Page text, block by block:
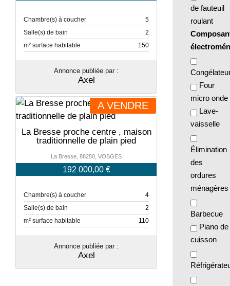
de fauteuil
roulant
Four
micro onde
Lave-
vaisselle
Élimination
des
ordures
ménagères
Barbecue
Piano de
cuisson
Chambre(s) à coucher
5
Salle(s) de bain
2
m² surface habitable
150
Annonce publiée par :
Axel
A VENDRE
La Bresse proche centre , maison
traditionnelle de plain pied
La Bresse, 88250, VOSGES
192 000,00 €
Chambre(s) à coucher
4
Salle(s) de bain
2
m² surface habitable
110
Annonce publiée par :
Axel